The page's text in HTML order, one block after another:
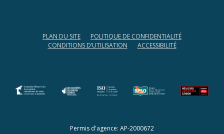
PLAN DU SITE
POLITIQUE DE CONFIDENTIALITÉ
CONDITIONS D’UTILISATION
ACCESSIBILITÉ
(opens in a new tab)(opens in a new tab)
Permis d'agence: AP-2000672